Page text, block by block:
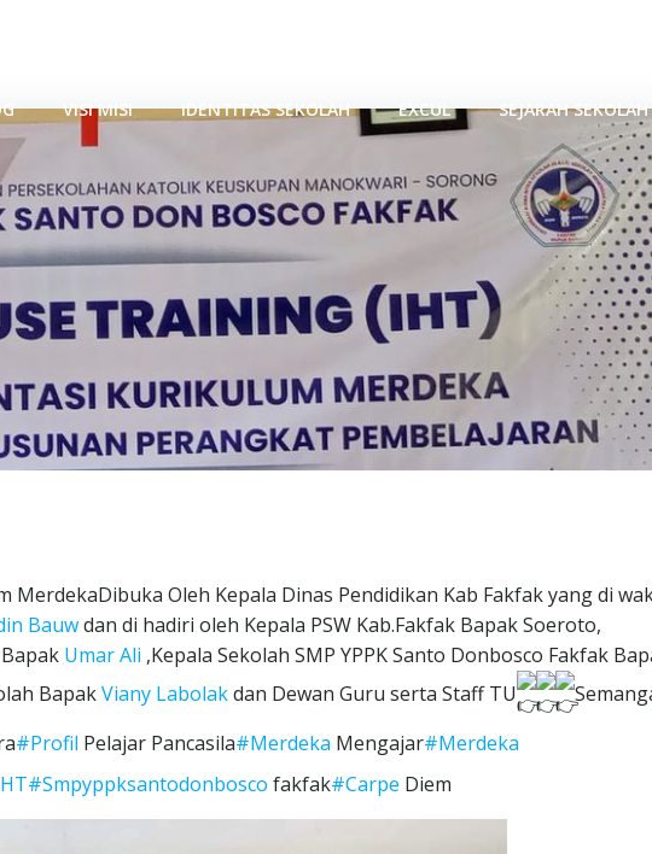
VISI MISI IDENTITAS SEKOLAH EXCUL SEJARAH SEKOLAH
Oleh Kepala Dinas Pendidikan Kab Fakfak yang di
Bauwdan di hadiri oleh Kepala PSW Kab.Fakfak Bapak Soeroto,
Umar Ali ,Kepala Sekolah SMP YPPK Santo Donbosco Fakfak
BapakViany Labolakdan Dewan Guru serta Staff TU
#Profil Pelajar Pancasila#Merdeka Mengajar#Merdeka
#Smpyppksantodonbosco fakfak#Carpe Diem